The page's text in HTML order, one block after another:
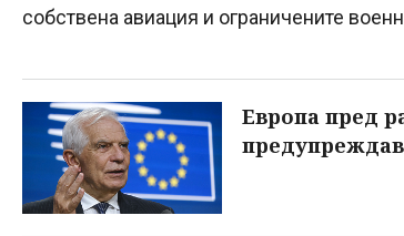
собствена авиация и ограничените
Европа пред